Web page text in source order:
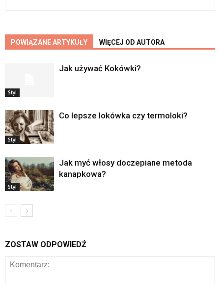
POWIĄZANE ARTYKUŁY WIĘCEJ OD AUTORA
Styl
Jak używać Kokówki?
Styl
Co lepsze lokówka czy termoloki?
Styl
Jak myć włosy doczepiane metoda
kanapkowa?
ZOSTAW ODPOWIEDŹ